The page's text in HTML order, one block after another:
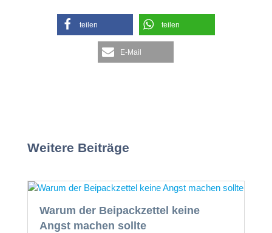
teilen teilen
E-Mail
Weitere Beiträge
Warum der Beipackzettel keine
Angst machen sollte